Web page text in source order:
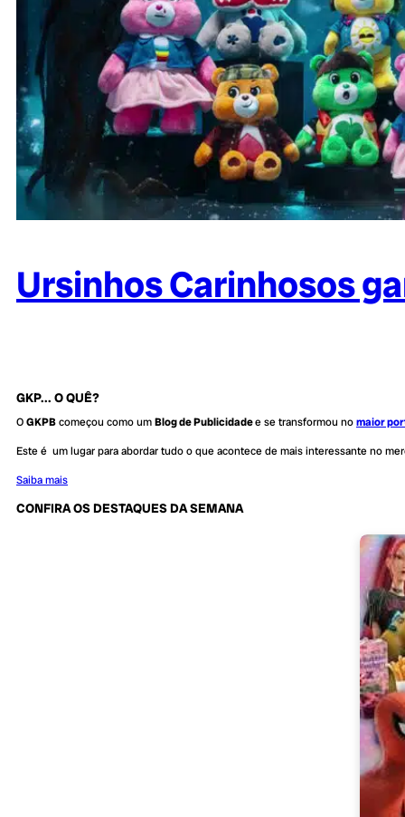
Ursinhos Carinhosos
GKP... O QUÊ?
OGKPBcomeçou como umBlog de Publicidadee se transformou nomaior
Este é um lugar para abordar tudo o que acontece de mais interessante no
Saiba mais
CONFIRA OS DESTAQUES DA SEMANA